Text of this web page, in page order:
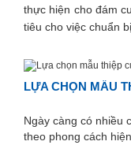
thực hiện cho đám
tiêu cho việc chuẩn
LỰA CHỌN MẪU
Ngày càng có nhiều
theo phong cách